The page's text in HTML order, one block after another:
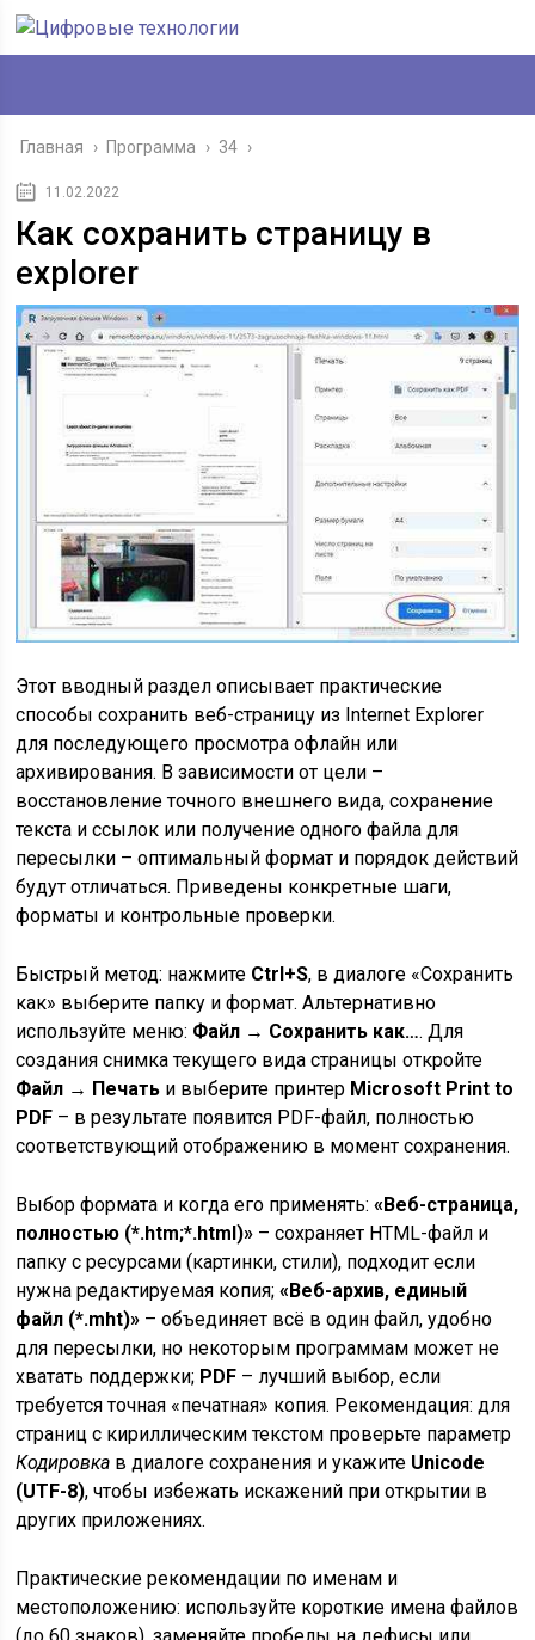
Главная › Программа › 34 ›
11.02.2022
Как сохранить страницу в
explorer
Этот вводный раздел описывает практические
способы сохранить веб-страницу из Internet Explorer
для последующего просмотра офлайн или
архивирования. В зависимости от цели –
восстановление точного внешнего вида, сохранение
текста и ссылок или получение одного файла для
пересылки – оптимальный формат и порядок действий
будут отличаться. Приведены конкретные шаги,
форматы и контрольные проверки.
Быстрый метод: нажмите Ctrl+S, в диалоге «Сохранить
как» выберите папку и формат. Альтернативно
используйте меню: Файл → Сохранить как…. Для
создания снимка текущего вида страницы откройте
Файл → Печать и выберите принтер Microsoft Print to
PDF – в результате появится PDF-файл, полностью
соответствующий отображению в момент сохранения.
Выбор формата и когда его применять:«Веб-страница,
полностью (*.htm;*.html)» – сохраняет HTML-файл и
папку с ресурсами (картинки, стили), подходит если
нужна редактируемая копия;«Веб-архив, единый
файл (*.mht)» – объединяет всё в один файл, удобно
для пересылки, но некоторым программам может не
хватать поддержки; PDF – лучший выбор, если
требуется точная «печатная» копия. Рекомендация: для
страниц с кириллическим текстом проверьте параметр
Кодировка в диалоге сохранения и укажите Unicode
(UTF-8), чтобы избежать искажений при открытии в
других приложениях.
Практические рекомендации по именам и
местоположению: используйте короткие имена файлов